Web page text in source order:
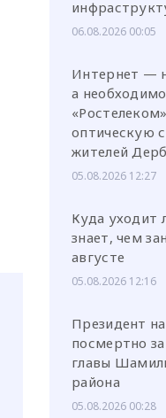
06.08.2026 00:05
Интернет —
а
оптическую
жителей
05.08.2026 12:27
Куда уходит
знает, чем
августе
05.08.2026 12:16
Президент
посмертно
главы
района
05.08.2026 00:28